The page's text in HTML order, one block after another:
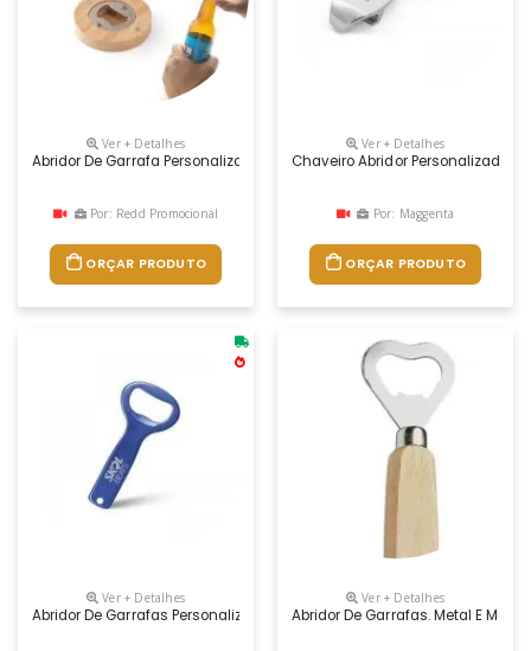
Ver + Detalhes
Abridor De Garrafa Personalizado
Por: Redd Promocional
ORÇAR PRODUTO
Ver + Detalhes
Chaveiro Abridor Personalizado
Por: Maggenta
ORÇAR PRODUTO
Ver + Detalhes
Abridor De Garrafas Personalizado
Ver + Detalhes
Abridor De Garrafas. Metal E